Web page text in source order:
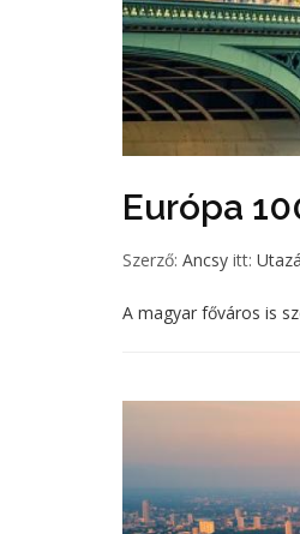
Európa
Szerző: Ancsy itt:
A magyar főváros is